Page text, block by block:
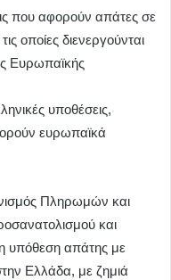
που αφορούν απάτες σε
οποίες διενεργούνται
Ευρωπαϊκής
υποθέσεις,
ευρωπαϊκά
Πληρωμών και
και
υπόθεση απάτης με
Ελλάδα, με ζημιά